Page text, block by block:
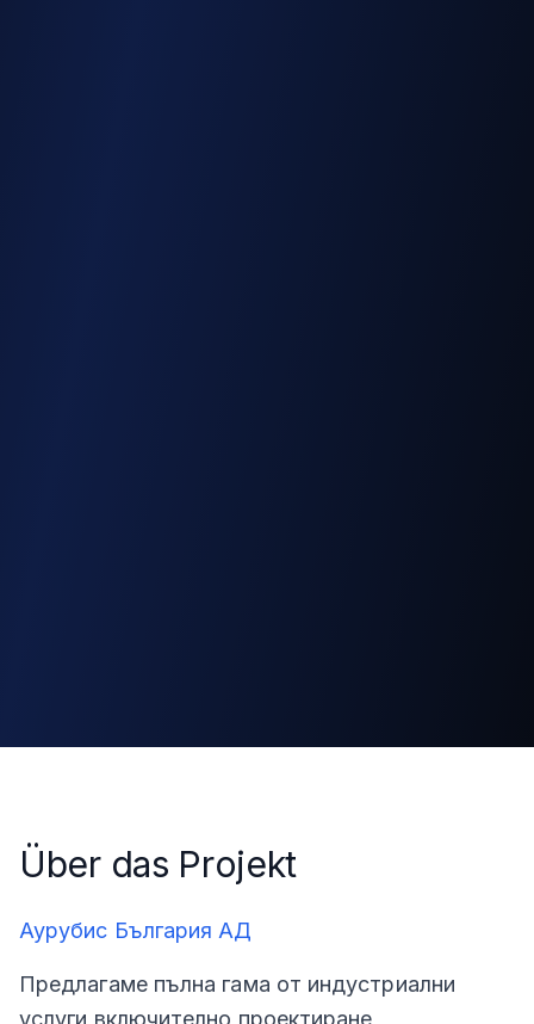
Über das Projekt
Аурубис България АД
Предлагаме пълна гама от индустриални
услуги включително проектиране,